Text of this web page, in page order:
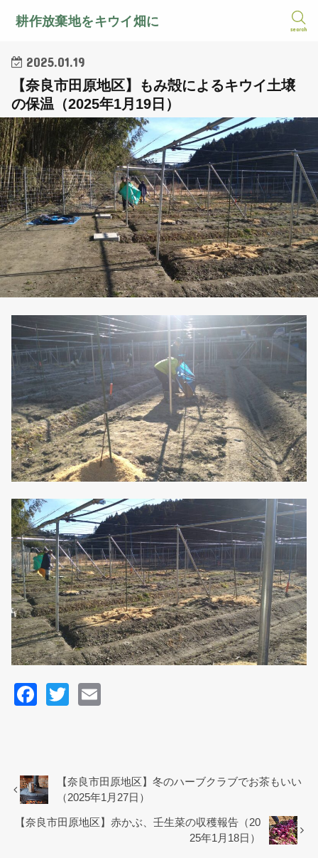
耕作放棄地をキウイ畑に
search
2025.01.19
【奈良市田原地区】もみ殻によるキウイ土壌
の保温（2025年1月19日）
F
b
o
o
T
【奈良市田原地区】冬のハーブクラブでお茶もいい
（2025年1月27日）
【奈良市田原地区】赤かぶ、壬生菜の収穫報告（20
25年1月18日）